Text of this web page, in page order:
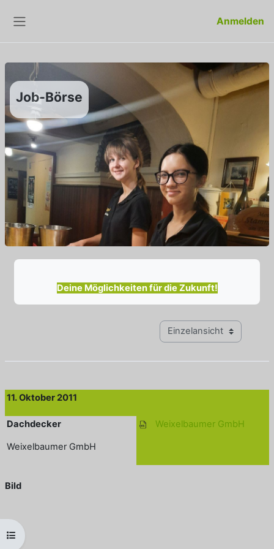
Anmelden
Kursindex öffnen
Job-Börse
Deine Möglichkeiten für die Zukunft!
Modus Tertiärnavigation
11. Oktober 2011
Dachdecker
Weixelbaumer GmbH
Weixelbaumer GmbH
Bild